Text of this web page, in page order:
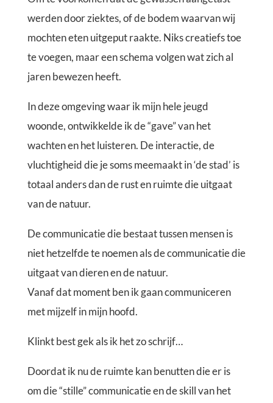
werden door ziektes, of de bodem waarvan wij
mochten eten uitgeput raakte. Niks creatiefs toe
te voegen, maar een schema volgen wat zich al
jaren bewezen heeft.
In deze omgeving waar ik mijn hele jeugd
woonde, ontwikkelde ik de “gave” van het
wachten en het luisteren. De interactie, de
vluchtigheid die je soms meemaakt in ‘de stad’ is
totaal anders dan de rust en ruimte die uitgaat
van de natuur.
De communicatie die bestaat tussen mensen is
niet hetzelfde te noemen als de communicatie die
uitgaat van dieren en de natuur.
Vanaf dat moment ben ik gaan communiceren
met mijzelf in mijn hoofd.
Klinkt best gek als ik het zo schrijf…
Doordat ik nu de ruimte kan benutten die er is
om die “stille” communicatie en de skill van het